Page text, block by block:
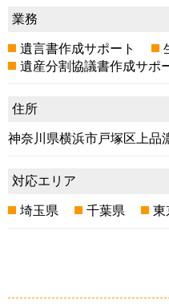
業務
遺言書作成サポート
遺産分割協議書作成サポ
住所
神奈川県横浜市戸塚区上品
対応エリア
埼玉県 千葉県 東